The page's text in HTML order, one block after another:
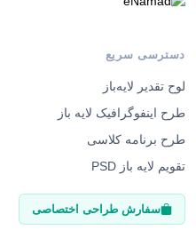
دسترسی سریع
لوح تقدیر لایه‌باز
طرح اینفوگرافیک لایه باز
طرح برنامه کلاسی
تقویم لایه باز PSD
سفارش طراحی اختصاصی